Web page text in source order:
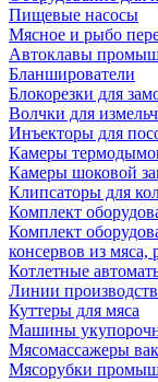
Пищевые насосы
Мясное и рыбо
Автоклавы
Бланширователи
Блокорезки для
Волчки для
Инъекторы для
Камеры
Камеры шоковой
Клипсаторы для
Комплект
Комплект
консервов из
Котлетные
Линии
Куттеры для мяса
Машины
Мясомассажеры
Мясорубки